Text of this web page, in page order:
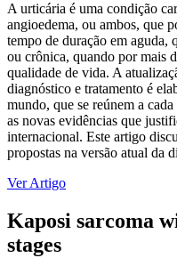
A urticária é uma condição
angioedema, ou ambos, que
tempo de duração em aguda,
ou crônica, quando por mais
qualidade de vida. A
diagnóstico e tratamento é
mundo, que se reúnem a
as novas evidências que
internacional. Este artigo
propostas na versão atual da
Ver Artigo
Kaposi sarcoma
stages